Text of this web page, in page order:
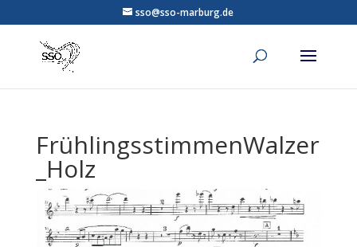
sso@sso-marburg.de
FrühlingsstimmenWalzer
_Holz